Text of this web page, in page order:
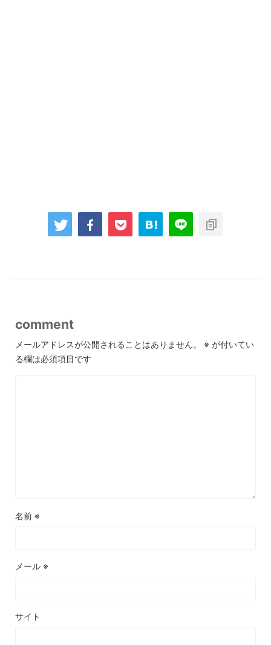
comment
メールアドレスが公開されることはありません。 ※ が付いてい
る欄は必須項目です
名前 ※
メール ※
サイト